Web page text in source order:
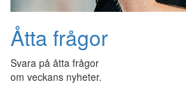
Åtta frågor
Svara på åtta frågor
om veckans nyheter.